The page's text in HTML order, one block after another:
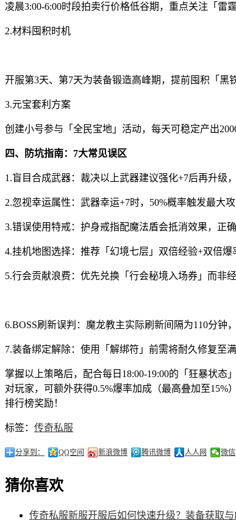
凌晨3:00-6:00时段拍卖行价格低谷期，重点关注「雷
2.材料囤积时机
开服第3天、第7天为装备锻造高峰期，提前囤积「黑
3.元宝套利方案
创建小号参与「全民宝地」活动，每天可稳定产出
四、防坑指南：7大常见误区
1.盲目合成武器：裁决以上武器建议强化+7后再升级
2.忽视幸运属性：武器幸运+7时，50%概率触发最大
3.错误使用特戒：护身戒指配魔法盾会抵消效果，正
4.挂机地图选择：推荐「幻境七层」双倍经验+双倍爆
5.行会贡献浪费：优先兑换「行会秘境入场券」而非
6.BOSS刷新误判：魔龙教主实际刷新间隔为110分钟
7.装备绑定解除：使用「解绑符」前需将耐久修复至
掌握以上策略后，配合每日18:00-19:00的「狂暴状
对玩家，可额外获得0.5%爆率加成（最高叠加至
排行榜奖励！
标签： 传奇私服
分享到： QQ空间 新浪微博 腾讯微博 人人网 微信
猜你喜欢
传奇私服新服开服后如何快速升级？装备获取